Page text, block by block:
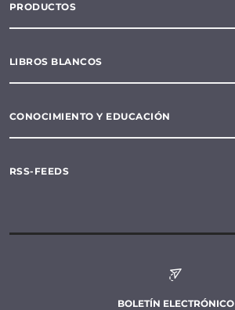
PRODUCTOS
LIBROS BLANCOS
CONOCIMIENTO Y EDUCACIÓN
RSS-FEEDS
BOLETÍN ELECTRÓNICO